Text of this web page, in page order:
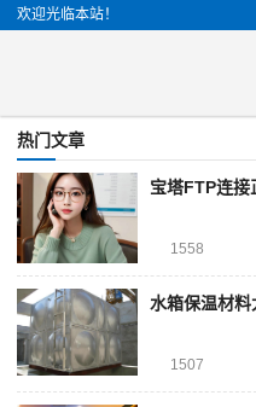
欢迎光临本站！
热门文章
宝塔FTP连接
1558
水箱保温材
1507